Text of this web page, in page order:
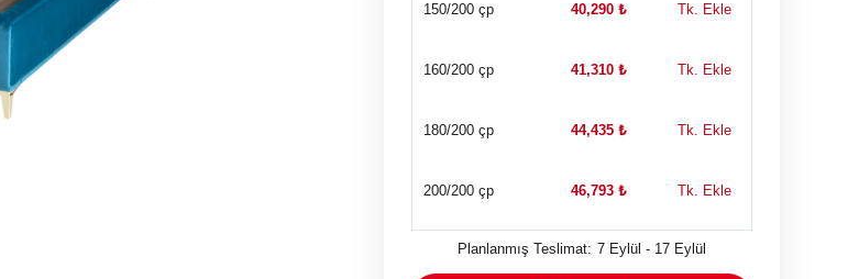
150/200 çp 40,290 ₺ Tk. Ekle
160/200 çp 41,310 ₺ Tk. Ekle
180/200 çp 44,435 ₺ Tk. Ekle
200/200 çp 46,793 ₺ Tk. Ekle
Planlanmış Teslimat: 7 Eylül - 17 Eylül